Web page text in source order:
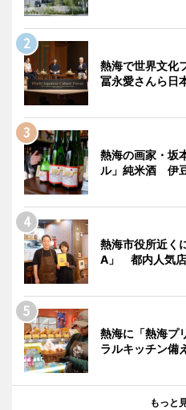
熱海で世界文化
冨永愛さんら日
熱海の画家・坂
ル」純米酒 伊
熱海市役所近く
A」 都内人気
熱海に「熱海プ
ラルキッチン備
もっと